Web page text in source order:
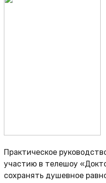
Практическое
участию в телешоу
сохранять душевное